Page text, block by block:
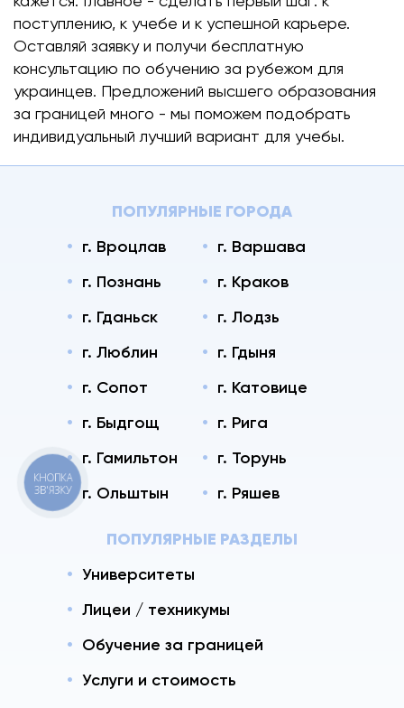
поступлению, к учебе и к успешной карьере.
Оставляй заявку и получи бесплатную
консультацию по обучению за рубежом для
украинцев. Предложений высшего образования
за границей много - мы поможем подобрать
индивидуальный лучший вариант для учебы.
ПОПУЛЯРНЫЕ ГОРОДА
г. Вроцлав
г. Варшава
г. Познань
г. Краков
г. Гданьск
г. Лодзь
г. Люблин
г. Гдыня
г. Сопот
г. Катовице
г. Быдгощ
г. Рига
г. Гамильтон
г. Торунь
г. Ольштын
г. Ряшев
ПОПУЛЯРНЫЕ РАЗДЕЛЫ
Университеты
Лицеи / техникумы
Обучение за границей
Услуги и стоимость
КНОПКА
ЗВ'ЯЗКУ